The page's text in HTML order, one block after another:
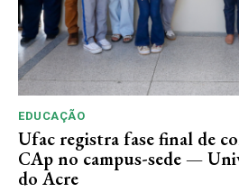
EDUCAÇÃO
Ufac registra fase final de
CAp no campus-sede —
do Acre